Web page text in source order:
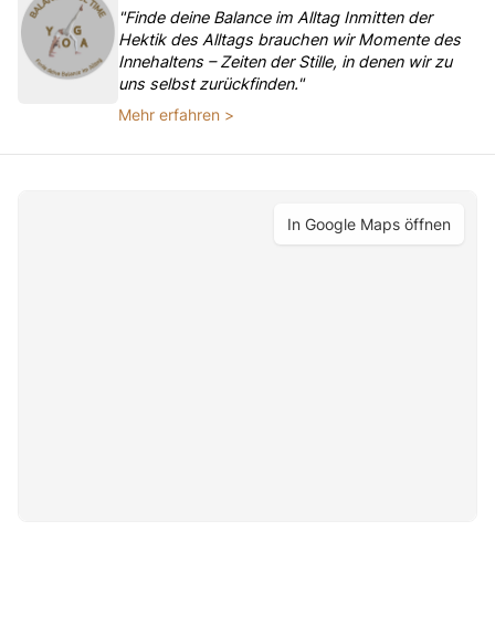
"Finde deine Balance im Alltag Inmitten der
Hektik des Alltags brauchen wir Momente des
Innehaltens – Zeiten der Stille, in denen wir zu
uns selbst zurückfinden."
Mehr erfahren >
In Google Maps öffnen